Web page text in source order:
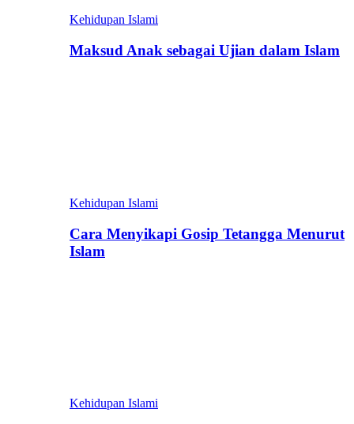
Kehidupan Islami
Maksud Anak sebagai Ujian dalam Islam
Kehidupan Islami
Cara Menyikapi Gosip Tetangga Menurut
Islam
Kehidupan Islami